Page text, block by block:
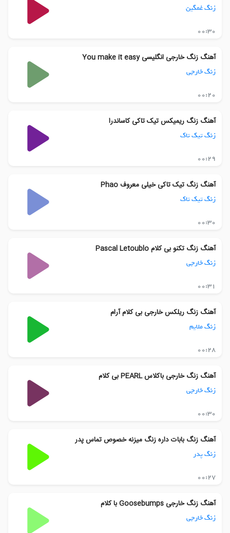
زنگ غمگین
00:30
آهنگ زنگ خارجی انگلیسی You make it easy
زنگ خارجی
00:20
آهنگ زنگ ریمیکس تیک تاکی کاساندرا
زنگ تیک تاک
00:29
آهنگ زنگ تیک تاکی خیلی معروف Phao
زنگ تیک تاک
00:30
آهنگ زنگ تکنو بی کلام Pascal Letoublo
زنگ خارجی
00:31
آهنگ زنگ ریلکس خارجی بی کلام آرام
زنگ ملایم
00:28
آهنگ زنگ خارجی باکلاس PEARL بی کلام
زنگ خارجی
00:30
آهنگ زنگ بابات داره زنگ میزنه خصوص تماس پدر
زنگ پدر
00:27
آهنگ زنگ خارجی Goosebumps با کلام
زنگ خارجی